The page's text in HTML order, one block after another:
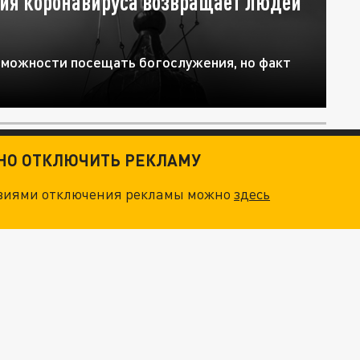
посещать богослужения, но факт
ОТКЛЮЧИТЬ РЕКЛАМУ
отключения рекламы можноздесь